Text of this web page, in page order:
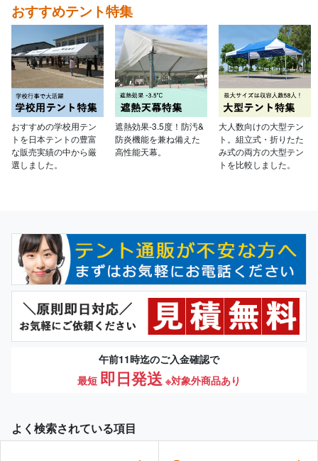
おすすめテント特集
おすすめの学校用テン
トを日本テントの豊富
な販売実績の中から厳
選しました。
遮熱効果-3.5度！防汚&
防炎機能を兼ね備えた
高性能天幕。
大人数向けの大型テン
ト。組立式・折りたた
み式の両方の大型テン
トを比較しました。
午前11時迄のご入金確認で
最短 即日発送 ※対象外商品あり
よく検索されている項目